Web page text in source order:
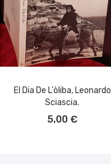
El Dia De L'òliba, Leonardo
Sciascia.
5,00 €